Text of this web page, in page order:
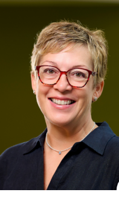
Théories du développement
Économie politique comparée
Élites économiques
Sociologie économique
Extractivisme
Classes sociales
Mouvements sociaux
Théories de l’État